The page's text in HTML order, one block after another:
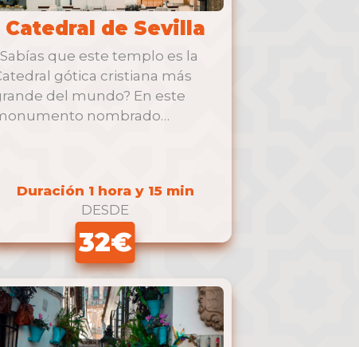
Catedral de Sevilla
que este templo es la
gótica cristiana más
del mundo? En este
nombrado
Duración 1 hora y 15 min
DESDE
32€